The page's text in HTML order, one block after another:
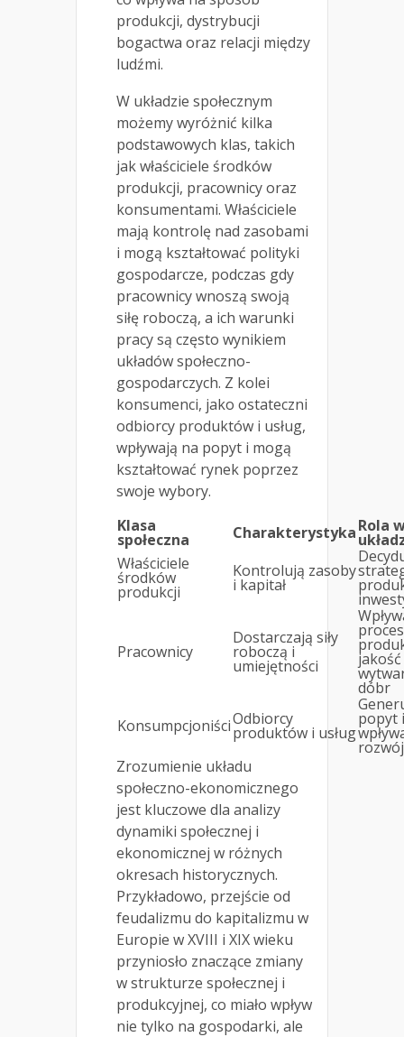
produkcji, dystrybucji
bogactwa oraz relacji między
ludźmi.
W układzie społecznym
możemy wyróżnić kilka
podstawowych klas, takich
jak właściciele środków
produkcji, pracownicy oraz
konsumentami. Właściciele
mają kontrolę nad zasobami
i mogą kształtować polityki
gospodarcze, podczas gdy
pracownicy wnoszą swoją
siłę roboczą, a ich warunki
pracy są często wynikiem
układów społeczno-
gospodarczych. Z kolei
konsumenci, jako ostateczni
odbiorcy produktów i usług,
wpływają na popyt i mogą
kształtować rynek poprzez
swoje wybory.
Klasa
społeczna CharakterystykaRola
Właściciele
środków
produkcji
Kontrolują zasoby
i kapitał
Pracownicy
Dostarczają siły
roboczą i
umiejętności
proces
jakość
dóbr
KonsumpcjoniściOdbiorcy
produktów i usług
popyt i
Zrozumienie układu
społeczno-ekonomicznego
jest kluczowe dla analizy
dynamiki społecznej i
ekonomicznej w różnych
okresach historycznych.
Przykładowo, przejście od
feudalizmu do kapitalizmu w
Europie w XVIII i XIX wieku
przyniosło znaczące zmiany
w strukturze społecznej i
produkcyjnej, co miało wpływ
nie tylko na gospodarki, ale